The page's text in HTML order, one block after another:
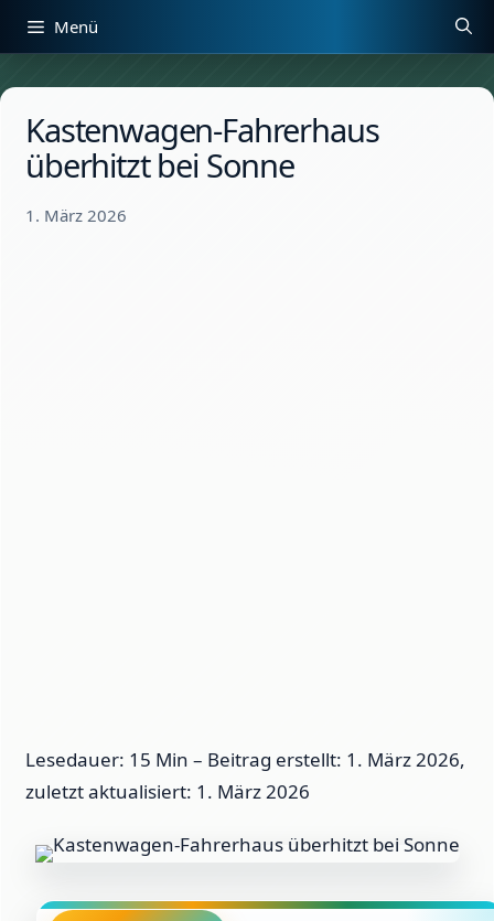
Zum
Inhalt
Menü
Kastenwagen-Fahrerhaus
überhitzt bei Sonne
1. März 2026
Lesedauer: 15 Min – Beitrag erstellt: 1. März 2026,
zuletzt aktualisiert: 1. März 2026